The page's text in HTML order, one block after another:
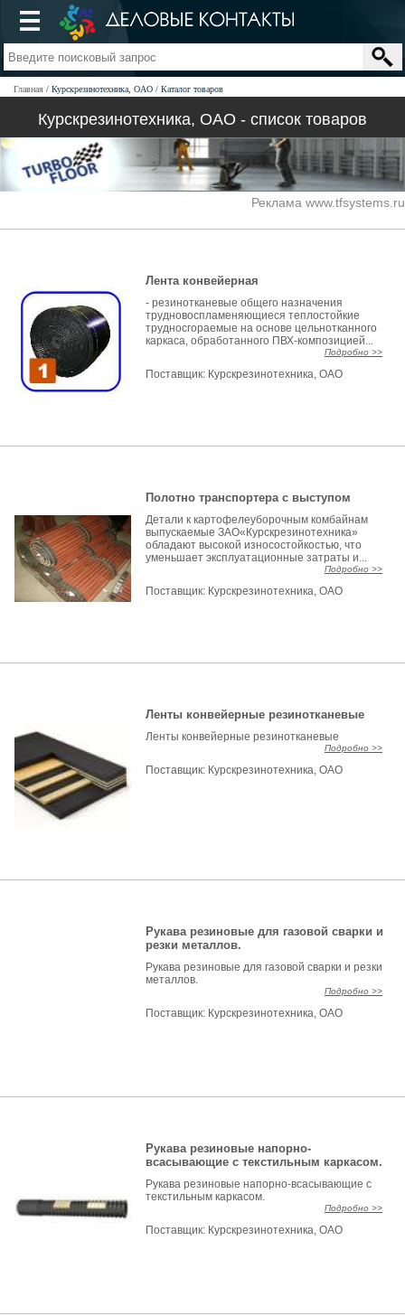
Главная Курскрезинотехника, ОАО Каталог товаров
Курскрезинотехника, ОАО - список товаров
Реклама www.tfsystems.ru
Лента конвейерная
- резинотканевые общего назначения
трудновоспламеняющиеся теплостойкие
трудносгораемые на основе цельнотканного
каркаса, обработанного ПВХ-композицией...
Подробно >>
Поставщик: Курскрезинотехника, ОАО
Полотно транспортера с выступом
Детали к картофелеуборочным комбайнам
выпускаемые ЗАО«Курскрезинотехника»
обладают высокой износостойкостью, что
уменьшает эксплуатационные затраты и...
Подробно >>
Поставщик: Курскрезинотехника, ОАО
Ленты конвейерные резинотканевые
Ленты конвейерные резинотканевые
Подробно >>
Поставщик: Курскрезинотехника, ОАО
Рукава резиновые для газовой сварки и
резки металлов.
Рукава резиновые для газовой сварки и резки
металлов.
Подробно >>
Поставщик: Курскрезинотехника, ОАО
Рукава резиновые напорно-
всасывающие с текстильным каркасом.
Рукава резиновые напорно-всасывающие с
текстильным каркасом.
Подробно >>
Поставщик: Курскрезинотехника, ОАО